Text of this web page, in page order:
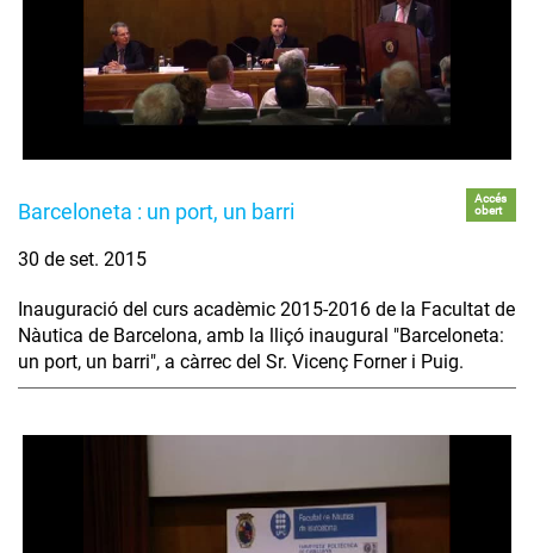
Barceloneta : un port, un barri
Accés
obert
30 de set. 2015
Inauguració del curs acadèmic 2015-2016 de la Facultat de
Nàutica de Barcelona, amb la lliçó inaugural "Barceloneta:
un port, un barri", a càrrec del Sr. Vicenç Forner i Puig.